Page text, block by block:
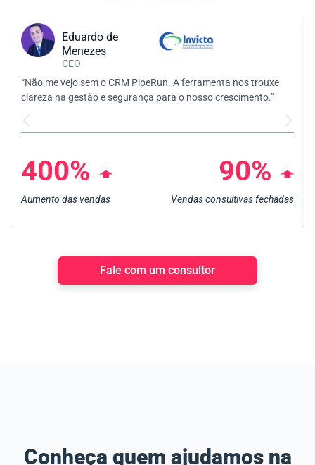
Eduardo de
Menezes
CEO
“Não me vejo sem o CRM PipeRun. A ferramenta nos trouxe
clareza na gestão e segurança para o nosso crescimento.”
400% ➧
Aumento das vendas
90% ➧
Vendas consultivas fechadas
Fale com um consultor
Conheça quem ajudamos na